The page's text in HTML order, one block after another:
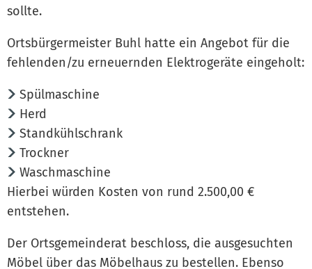
sollte.
Ortsbürgermeister Buhl hatte ein Angebot für die
fehlenden/zu erneuernden Elektrogeräte eingeholt:
Spülmaschine
Herd
Standkühlschrank
Trockner
Waschmaschine
Hierbei würden Kosten von rund 2.500,00 €
entstehen.
Der Ortsgemeinderat beschloss, die ausgesuchten
Möbel über das Möbelhaus zu bestellen. Ebenso